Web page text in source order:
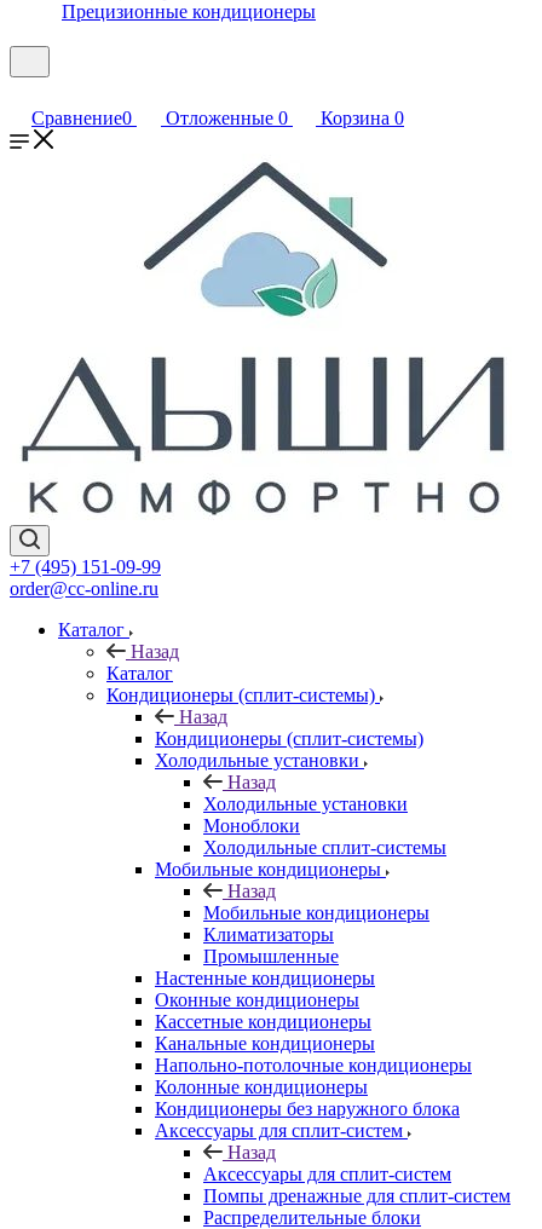
Прецизионные кондиционеры
Сравнение0 Отложенные 0 Корзина 0
+7 (495) 151-09-99
order@cc-online.ru
Каталог
Назад
Каталог
Кондиционеры (сплит-системы)
Назад
Кондиционеры (сплит-системы)
Холодильные установки
Назад
Холодильные установки
Моноблоки
Холодильные сплит-системы
Мобильные кондиционеры
Назад
Мобильные кондиционеры
Климатизаторы
Промышленные
Настенные кондиционеры
Оконные кондиционеры
Кассетные кондиционеры
Канальные кондиционеры
Напольно-потолочные кондиционеры
Колонные кондиционеры
Кондиционеры без наружного блока
Аксессуары для сплит-систем
Назад
Аксессуары для сплит-систем
Помпы дренажные для сплит-систем
Распределительные блоки